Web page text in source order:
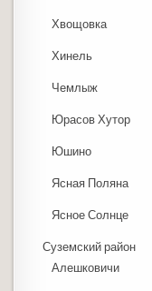
Хвощовка
Хинель
Чемлыж
Юрасов Хутор
Юшино
Ясная Поляна
Ясное Солнце
Суземский район
Алешковичи